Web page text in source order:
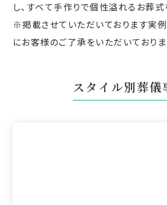
し、すべて⼿作りで個性溢れるお葬式
※掲載させていただいております実
にお客様のご了承をいただいておりま
スタイル別葬儀